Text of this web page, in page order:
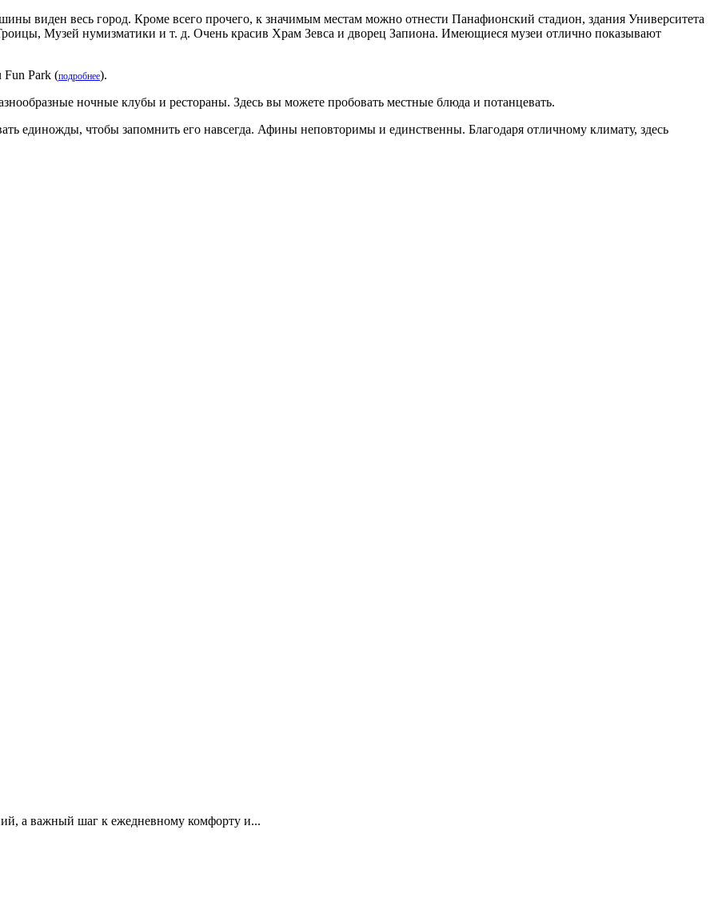
виден весь город. Кроме всего прочего, к значимым местам можно отнести Панафионский стадион, здания Университета
Музей нумизматики и т. д. Очень красив Храм Зевса и дворец Запиона. Имеющиеся музеи отлично показывают
Fun Park (подробнее).
ночные клубы и рестораны. Здесь вы можете пробовать местные блюда и потанцевать.
единожды, чтобы запомнить его навсегда. Афины неповторимы и единственны. Благодаря отличному климату, здесь
а важный шаг к ежедневному комфорту и...